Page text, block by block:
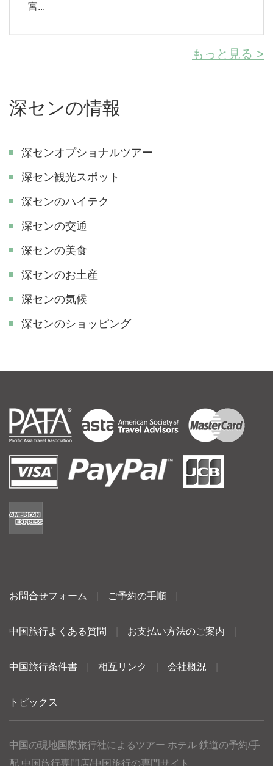
宮...
もっと見る >
深センの情報
深センオプショナルツアー
深セン観光スポット
深センのハイテク
深センの交通
深センの美食
深センのお土産
深センの気候
深センのショッピング
お問合せフォーム ご予約の手順
中国旅行よくある質問 お支払い方法のご案内
中国旅行条件書 相互リンク 会社概況
トピックス
中国の現地国際旅行社によるツアー ホテル 鉄道の予約/手
配 中国旅行専門店/中国旅行の専門サイト